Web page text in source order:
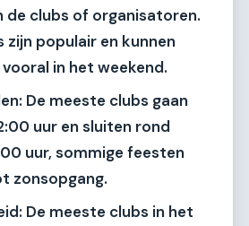
de clubs of organisatoren.
zijn populair en kunnen
in het weekend.
De meeste clubs gaan
uur en sluiten rond
uur, sommige feesten
zonsopgang.
De meeste clubs in het